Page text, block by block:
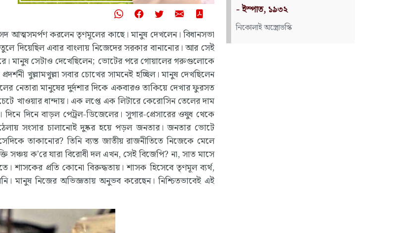
আত্মসমর্পণ করলেন তৃণমূলের কাছে। মানুষ দেখলেন। বিধানসভা
দিয়েছিল এবার বাংলায় নিজেদের সরকার বানানোর। আর সেই
মানুষ সেটাও দেখেছিলেন; ভোটের পরে গোয়ালের গরুগুলোকে
খুল্লামখুল্লা সবার চোখের সামনেই হচ্ছিল। মানুষ দেখছিলেন
নেতারা মানুষের দুর্দশার দিকে একবারও তাকিয়ে দেখার ফুরসত
খাওয়ার ধান্দায়। এক লপ্তে এক লিটারে কেরোসিন তেলের দাম
দিনে বাড়ল পেট্রল-ডিজেলের। সুগার-প্রেসারের ওষুধ থেকে
সংসার চালানোই দুষ্কর হয়ে পড়ল জনতার। জনতার ভোটে
তাকানোর? তিনি ব্যস্ত জাতীয় রাজনীতিতে নিজেকে মেলে
ক’রে যারা বিরোধী দল এখন, সেই বিজেপি? না, সাত মাসে
শাসকের প্রতি কোনো বিরুদ্ধতায়। শাসক হিসেবে তৃণমূল ব্যর্থ,
মানুষ নিজের অভিজ্ঞতায় অনুভব করেছেন। নিশ্চিতভাবেই এই